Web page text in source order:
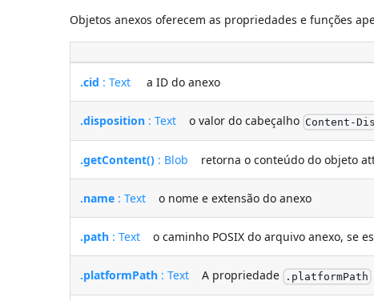
Objetos anexos oferecem as propriedades e funções
.cid : Text a ID do anexo
.disposition : Text o valor do cabeçalho Content-
.getContent() : Blob retorna o conteúdo do objeto
.name : Text o nome e extensão do anexo
.path : Text o caminho POSIX do arquivo anexo, se
.platformPath : Text A propriedade .platformPath